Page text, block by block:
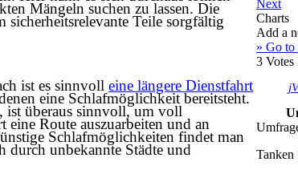
Mängeln suchen zu lassen. Die
Teile sorgfältig
ist es sinnvoll eine längere Dienstfahrt
eine Schlafmöglichkeit bereitsteht.
ist überaus sinnvoll, um voll
eine Route auszuarbeiten und an
Schlafmöglichkeiten findet man
durch unbekannte Städte und
Next
Charts
Add a
» Go to
3 Votes
Tanken